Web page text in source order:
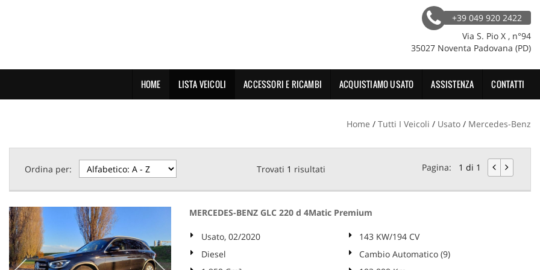
+39 049 920 2422
Via S. Pio X , n°94
35027 Noventa Padovana (PD)
HOME LISTA VEICOLI ACCESSORI E RICAMBI ACQUISTIAMO USATO ASSISTENZA CONTATTI
Home / Tutti I Veicoli / Usato / Mercedes-Benz
Ordina per: Trovati 1 risultati Pagina: 1 di 1
MERCEDES-BENZ GLC 220 d 4Matic Premium
Usato, 02/2020
143 KW/194 CV
Diesel
Cambio Automatico (9)